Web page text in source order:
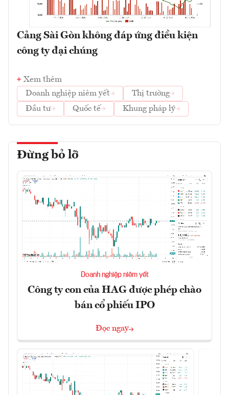
Cảng Sài Gòn không đáp ứng điều kiện
công ty đại chúng
Xem thêm
Doanh nghiệp niêm yết
Thị trường
Đầu tư
Quốc tế Khung pháp lý
Đừng bỏ lỡ
Doanh nghiệp niêm yết
Công ty con của HAG được phép chào
bán cổ phiếu IPO
Đọc ngay